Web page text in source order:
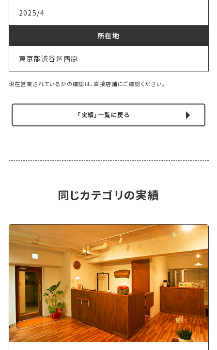
2025/4
所在地
東京都渋谷区西原
現在営業されているかの確認は、直接店舗にご確認ください。
「実績」一覧に戻る
同じカテゴリの実績